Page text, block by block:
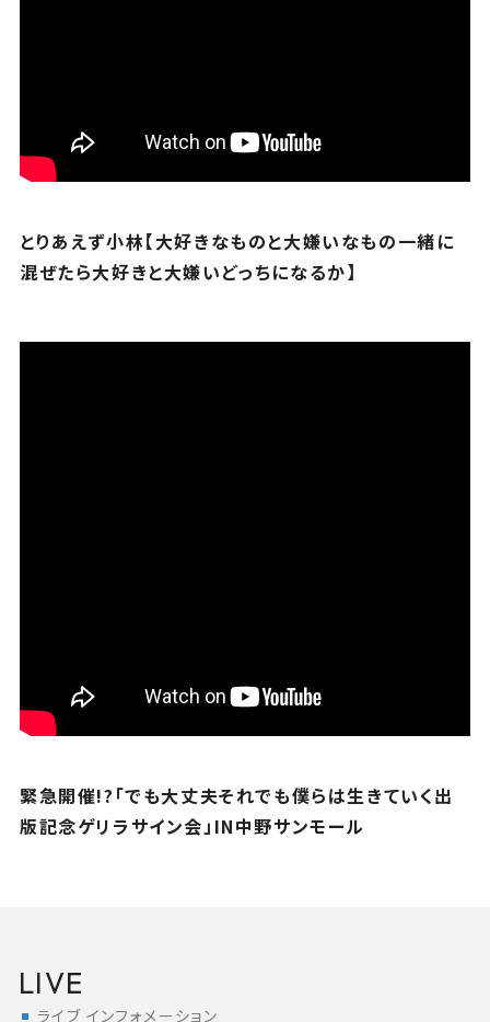
とりあえず小林【大好きなものと大嫌いなもの一緒に
混ぜたら大好きと大嫌いどっちになるか】
緊急開催!?「でも大丈夫それでも僕らは生きていく出
版記念ゲリラサイン会」IN中野サンモール
LIVE
ライブ インフォメーション